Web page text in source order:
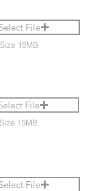
Select File
15MB
File
15MB
Select File